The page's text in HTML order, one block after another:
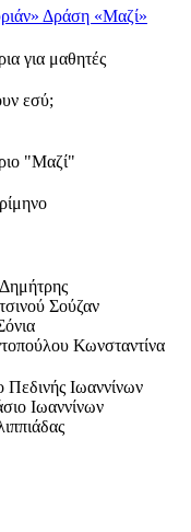
Δράση «Μαζί»
για μαθητές
εσύ;
"Μαζί"
Σούζαν
Κωνσταντίνα
Πεδινής Ιωαννίνων
Ιωαννίνων